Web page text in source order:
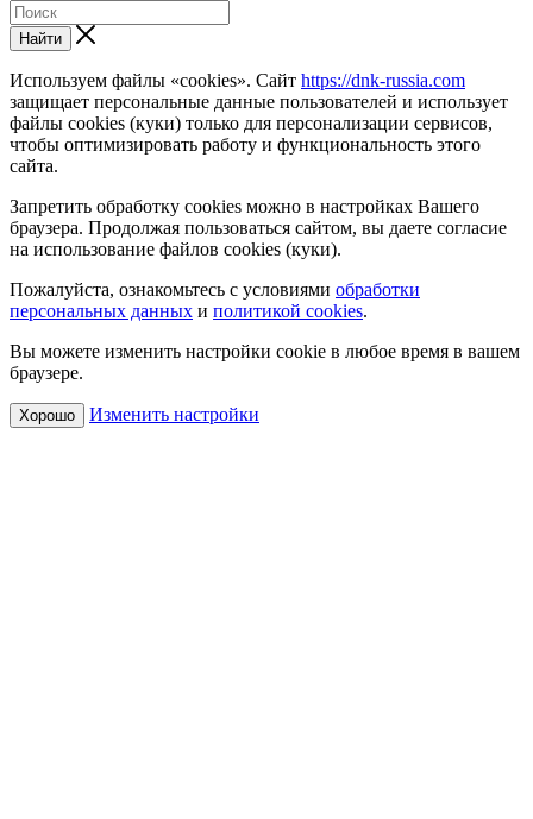
Найти
Используем файлы «cookies». Сайт https://dnk-russia.com
защищает персональные данные пользователей и использует
файлы cookies (куки) только для персонализации сервисов,
чтобы оптимизировать работу и функциональность этого
сайта.
Запретить обработку cookies можно в настройках Вашего
браузера. Продолжая пользоваться сайтом, вы даете согласие
на использование файлов cookies (куки).
Пожалуйста, ознакомьтесь с условиями обработки
персональных данных и политикой cookies.
Вы можете изменить настройки cookie в любое время в вашем
браузере.
Хорошо Изменить настройки